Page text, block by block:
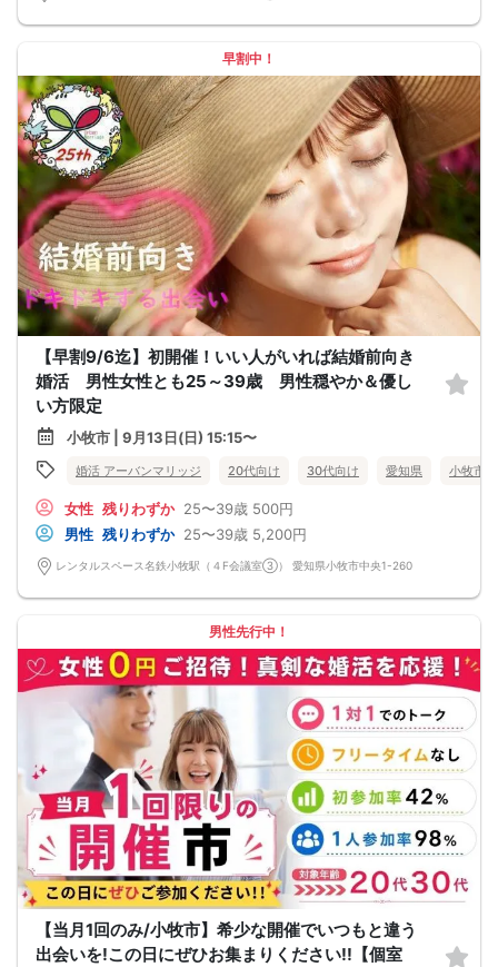
早割中！
【早割9/6迄】初開催！いい人がいれば結婚前向き
婚活 男性女性とも25～39歳 男性穏やか＆優し
い方限定
小牧市 | 9月13日(日) 15:15〜
婚活 アーバンマリッジ 20代向け 30代向け 愛知県 小牧市
女性 残りわずか 25〜39歳 500円
男性 残りわずか 25〜39歳 5,200円
レンタルスペース名鉄小牧駅（４F会議室③） 愛知県小牧市中央1-260
男性先行中！
【当月1回のみ/小牧市】希少な開催でいつもと違う
出会いを!この日にぜひお集まりください!!【個室